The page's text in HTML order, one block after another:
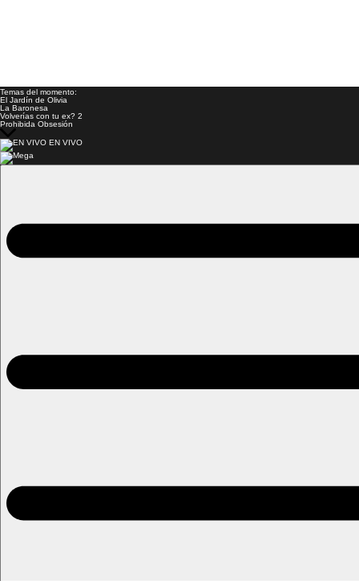
Temas del momento:
El Jardín de Olivia
La Baronesa
Volverías con tu ex? 2
Prohibida Obsesión
EN VIVO